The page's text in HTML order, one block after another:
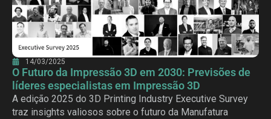
14/03/2025
O Futuro da Impressão 3D em 2030: Previsões de
líderes especialistas em Impressão 3D
A edição 2025 do 3D Printing Industry Executive Survey
traz insights valiosos sobre o futuro da Manufatura